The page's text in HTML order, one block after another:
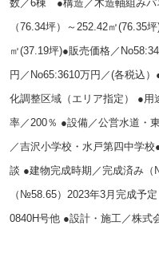
数／6棟 ●構造／木造軸組みパ
（76.34坪）～252.42㎡(76.35
㎡(37.19坪)●販売価格／
円／No65:3610万円／(各税込）
化調整区域（エリア指定） ●用
率／200％ ●設備／公営水道・
／吉沢小学校・水戸第四中学校
談 ●建物完成時期／完成済み
（№58.65）2023年3月完成予
0840H号他 ●設計・施工／株式